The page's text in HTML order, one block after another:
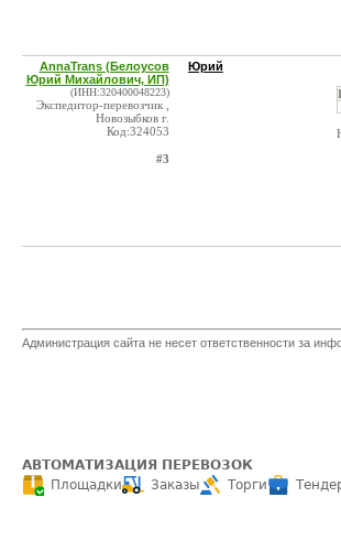
AnnaTrans (Белоусов
Юрий Михайлович, ИП)
(ИНН:320400048223)
Экспедитор-перевозчик ,
Новозыбков г.
Код:324053
#3
Юрий
Администрация сайта не несет ответственности за
АВТОМАТИЗАЦИЯ ПЕРЕВОЗОК
Площадки
Заказы Торги